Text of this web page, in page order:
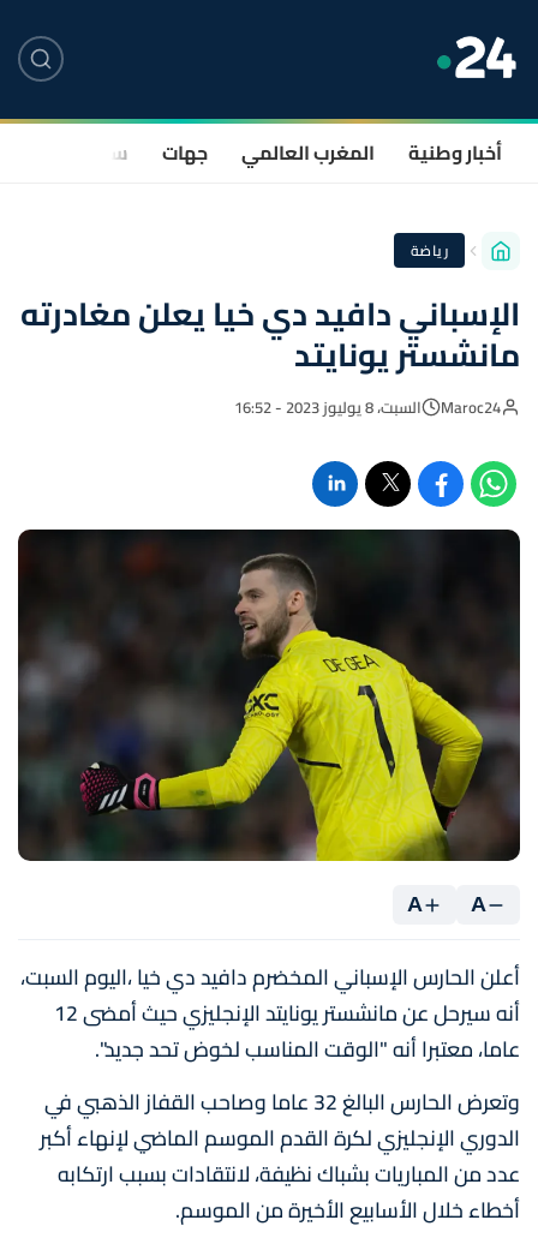
أخبار وطنية المغرب العالمي جهات سياسة
رياضة
الإسباني دافيد دي خيا يعلن مغادرته
مانشستر يونايتد
Maroc24 السبت، 8 يوليوز 2023 - 16:52
A
A
أعلن الحارس الإسباني المخضرم دافيد دي خيا ،اليوم السبت،
أنه سيرحل عن مانشستر يونايتد الإنجليزي حيث أمضى 12
عاما، معتبرا أنه "الوقت المناسب لخوض تحد جديد".
وتعرض الحارس البالغ 32 عاما وصاحب القفاز الذهبي في
الدوري الإنجليزي لكرة القدم الموسم الماضي لإنهاء أكبر
عدد من المباريات بشباك نظيفة، لانتقادات بسبب ارتكابه
أخطاء خلال الأسابيع الأخيرة من الموسم.